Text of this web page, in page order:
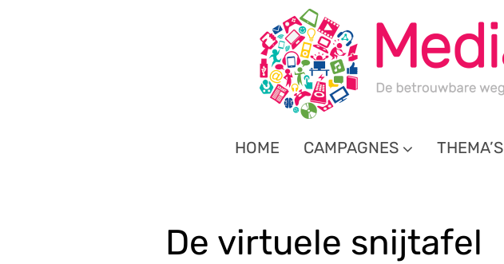
HOME CAMPAGNES THEMA’S
De virtuele snijtafel